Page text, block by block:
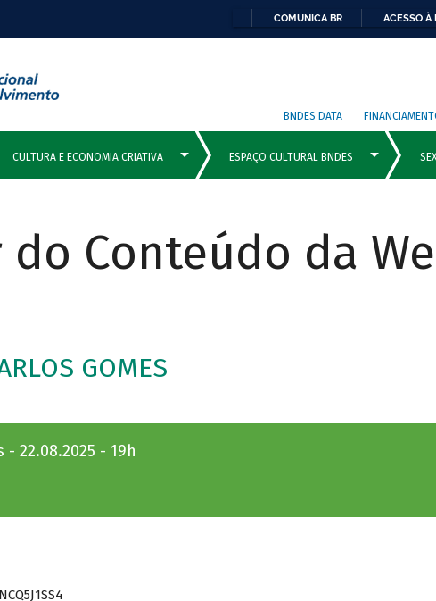
COMUNICA BR ACESSO À
BNDES DATA
Conteúdo da
GOMES
22.08.2025 - 19h